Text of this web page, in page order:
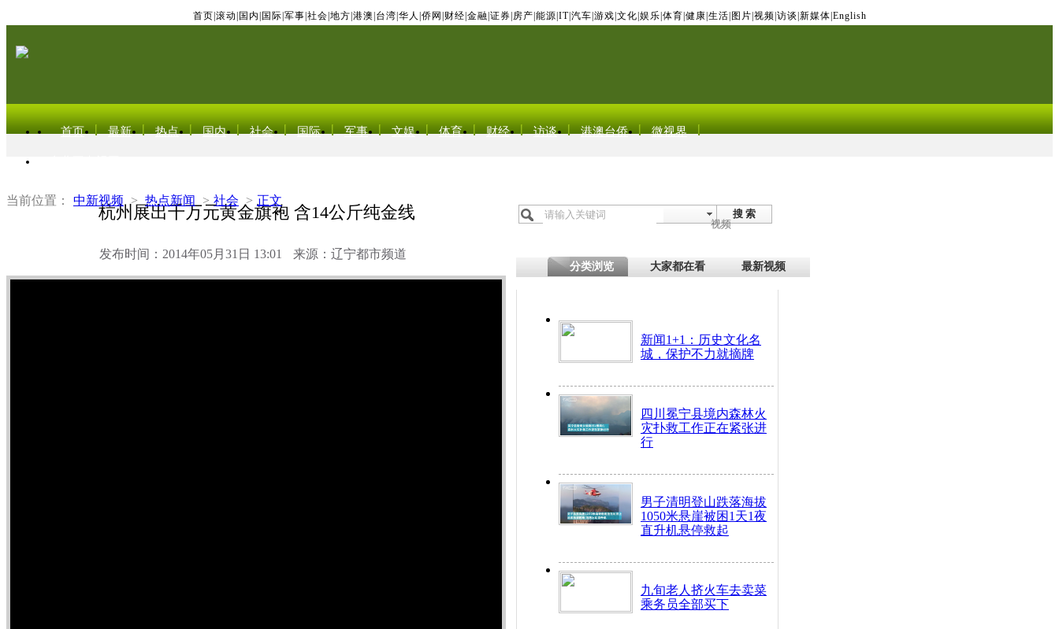
首页 滚动 国内 国际 军事 社会 地方 港澳 台湾 华人 侨网 财经 金融 证券 房产 能源 IT| 汽车 游戏 文化 娱乐 体育 健康 生活 图片 视频 访谈 新媒体 English
首页 最新 热点 国内 社会 国际 军事 文娱 体育 财经 访谈 港澳台侨 微视界
当前位置： 中新视频 > 热点新闻 > 社会 > 正文
杭州展出千万元黄金旗袍 含14公斤纯金线
发布时间：2014年05月31日 13:01 来源：辽宁都市频道
搜 索
视频
分类浏览 大家都在看 最新视频
新闻1+1：历史文化名
城，保护不力就摘牌
四川冕宁县境内森林火
灾扑救工作正在紧张进
行
男子清明登山跌落海拔
1050米悬崖被困1天1夜
直升机悬停救起
九旬老人挤火车去卖菜
乘务员全部买下